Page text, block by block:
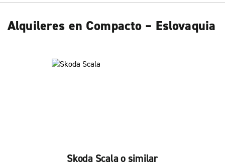
Alquileres en Compacto – Eslovaquia
Skoda Scala o similar